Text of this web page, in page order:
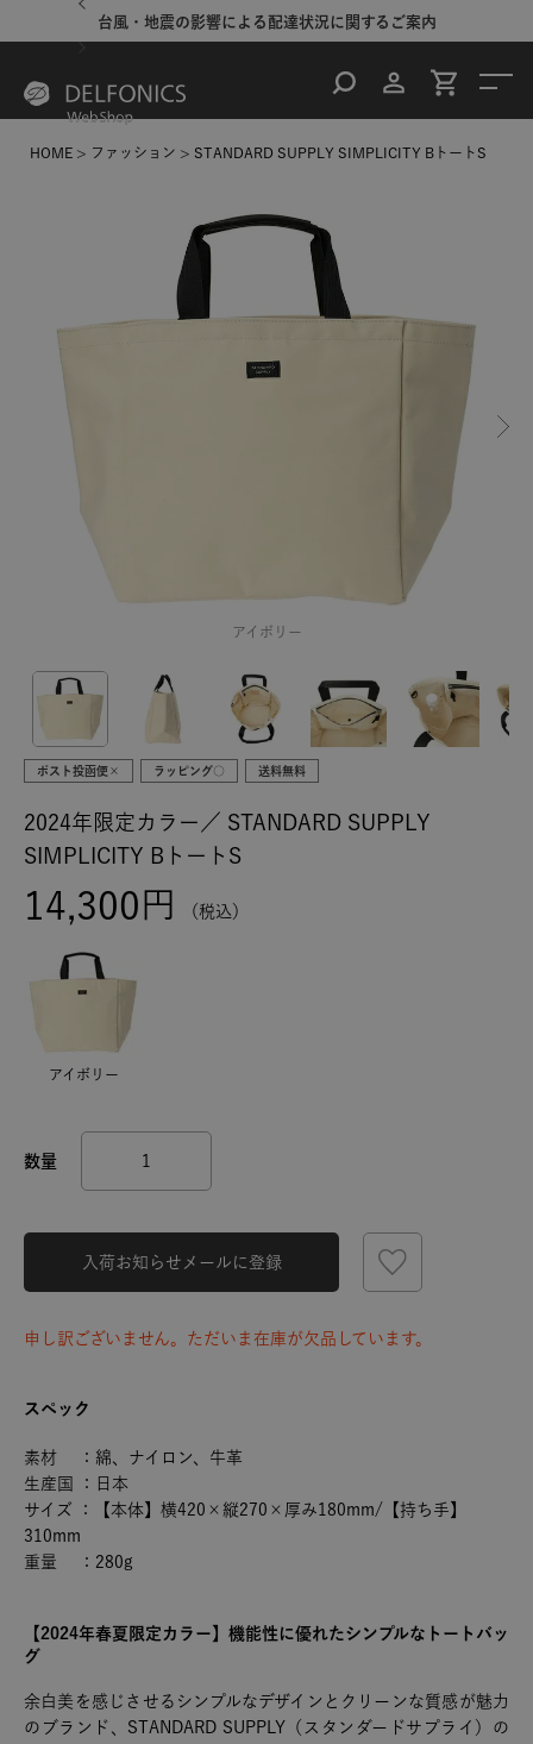
台風・地震の影響による配達状況に関するご案内
HOME ファッション STANDARD SUPPLY SIMPLICITY BトートS
アイボリー
ポスト投函便× ラッピング○ 送料無料
2024年限定カラー／ STANDARD SUPPLY
SIMPLICITY BトートS
14,300 税込
アイボリー
入荷お知らせメールに登録
申し訳ございません。ただいま在庫が欠品しています。
スペック
素材 ：綿、ナイロン、牛革
生産国 ：日本
サイズ ：【本体】横420×縦270×厚み180mm/【持ち手】
310mm
重量 ：280g
【2024年春夏限定カラー】機能性に優れたシンプルなトートバッ
グ
余白美を感じさせるシンプルなデザインとクリーンな質感が魅力
のブランド、STANDARD SUPPLY（スタンダードサプライ）の